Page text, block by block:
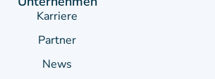
Karriere
Partner
News